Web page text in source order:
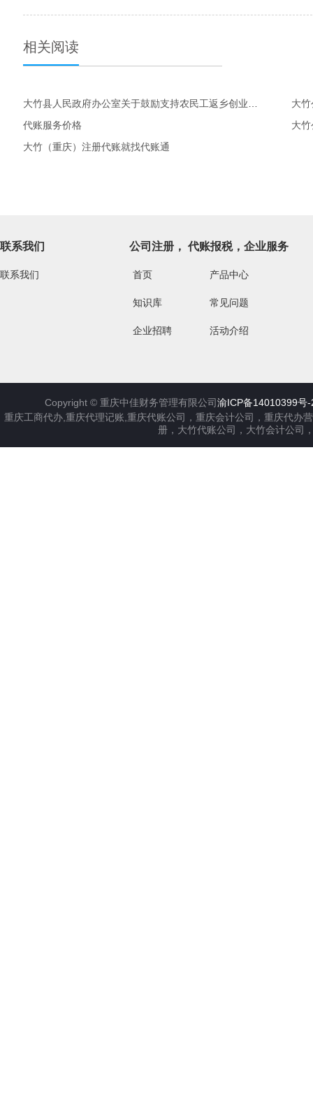
相关阅读
大
代账服务价格
大竹（重庆）注册代账就找代账通
联系我们
联系我们
公司注册， 代账报税，企业服务
首页 产品中心
知识库 常见问题
企业招聘 活动介绍
Copyright © 重庆中佳财务管理有限公司渝ICP备14010399号-
重庆工商代办,重庆代理记账,重庆代账公司，重庆会计公司，重庆代办
册，大竹代账公司，大竹会计公司